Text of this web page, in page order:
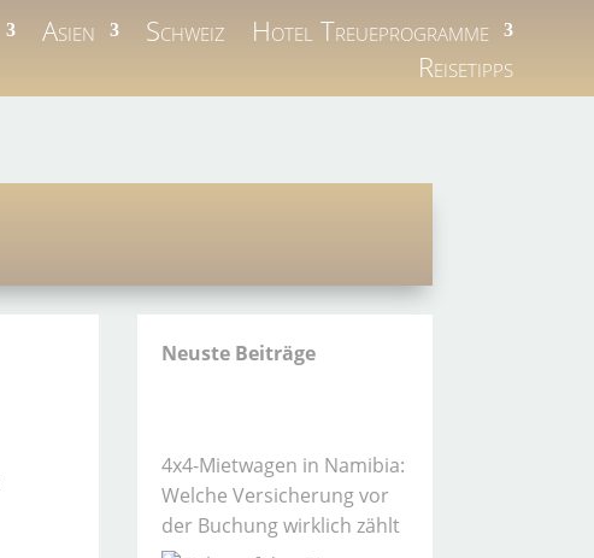
Asien Schweiz
Hotel Treueprogramme
Reisetipps
Neuste Beiträge
4x4-Mietwagen in Namibia:
Welche Versicherung vor
der Buchung wirklich zählt